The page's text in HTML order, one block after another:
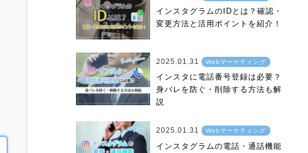
インスタグラムのIDとは？確認・
変更方法と活用ポイントを紹介！
2025.01.31 Webマーケティング
インスタに電話番号登録は必要？
身バレを防ぐ・削除する方法も解
説
2025.01.31 Webマーケティング
インスタグラムの電話・通話機能